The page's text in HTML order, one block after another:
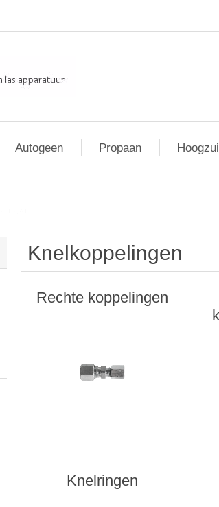
Autogeen Propaan
Knelkoppelingen
Rechte koppelingen
Knelringen